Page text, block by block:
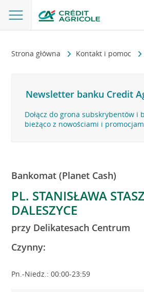
Strona główna Kontakt i pomoc
Newsletter banku Credit
Dołącz do grona subskrybentów i
bieżąco z nowościami i
Bankomat (Planet Cash)
PL. STANISŁAWA
DALESZYCE
przy Delikatesach Centrum
Czynny:
Pn.-Niedz.: 00:00-23:59